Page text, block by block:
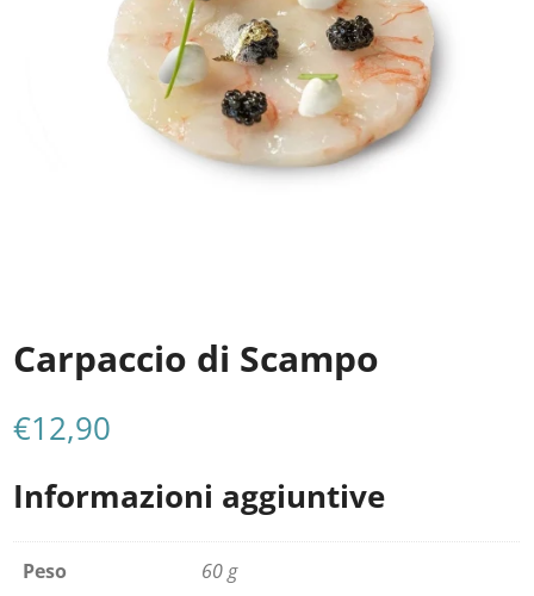
Carpaccio di Scampo
€12,90
Informazioni aggiuntive
Peso 60 g